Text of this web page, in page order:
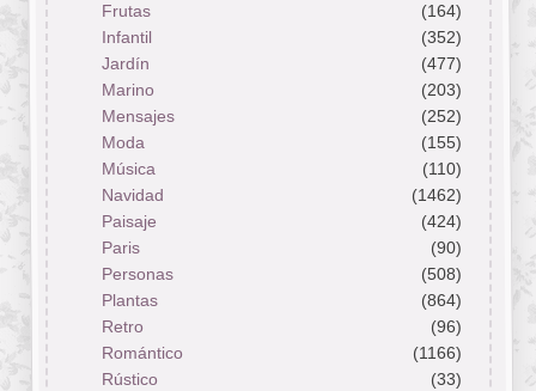
Frutas
(164)
Infantil
(352)
Jardín
(477)
Marino
(203)
Mensajes
(252)
Moda
(155)
Música
(110)
Navidad
(1462)
Paisaje
(424)
Paris
(90)
Personas
(508)
Plantas
(864)
Retro
(96)
Romántico
(1166)
Rústico
(33)